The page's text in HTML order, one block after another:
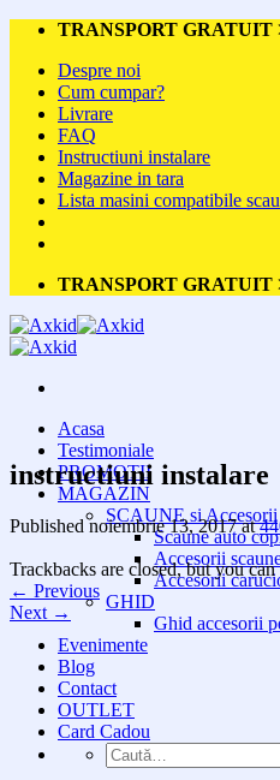
Skip
content
TRANSPORT GRATUIT
Despre noi
Cum cumpar?
Livrare
FAQ
Instructiuni instalare
Magazine in tara
Lista masini compatibile
TRANSPORT GRATUIT
Acasa
Testimoniale
PROMOTII
MAGAZIN
SCAUNE si Accesorii
Scaune auto
Accesorii
Accesorii
GHID
Ghid accesorii
Evenimente
Blog
Contact
OUTLET
Card Cadou
Caută
după:
instructiuni instalare
Publishednoiembrie 13, 2017at
Trackbacks are closed, but you can
← Previous
Next →